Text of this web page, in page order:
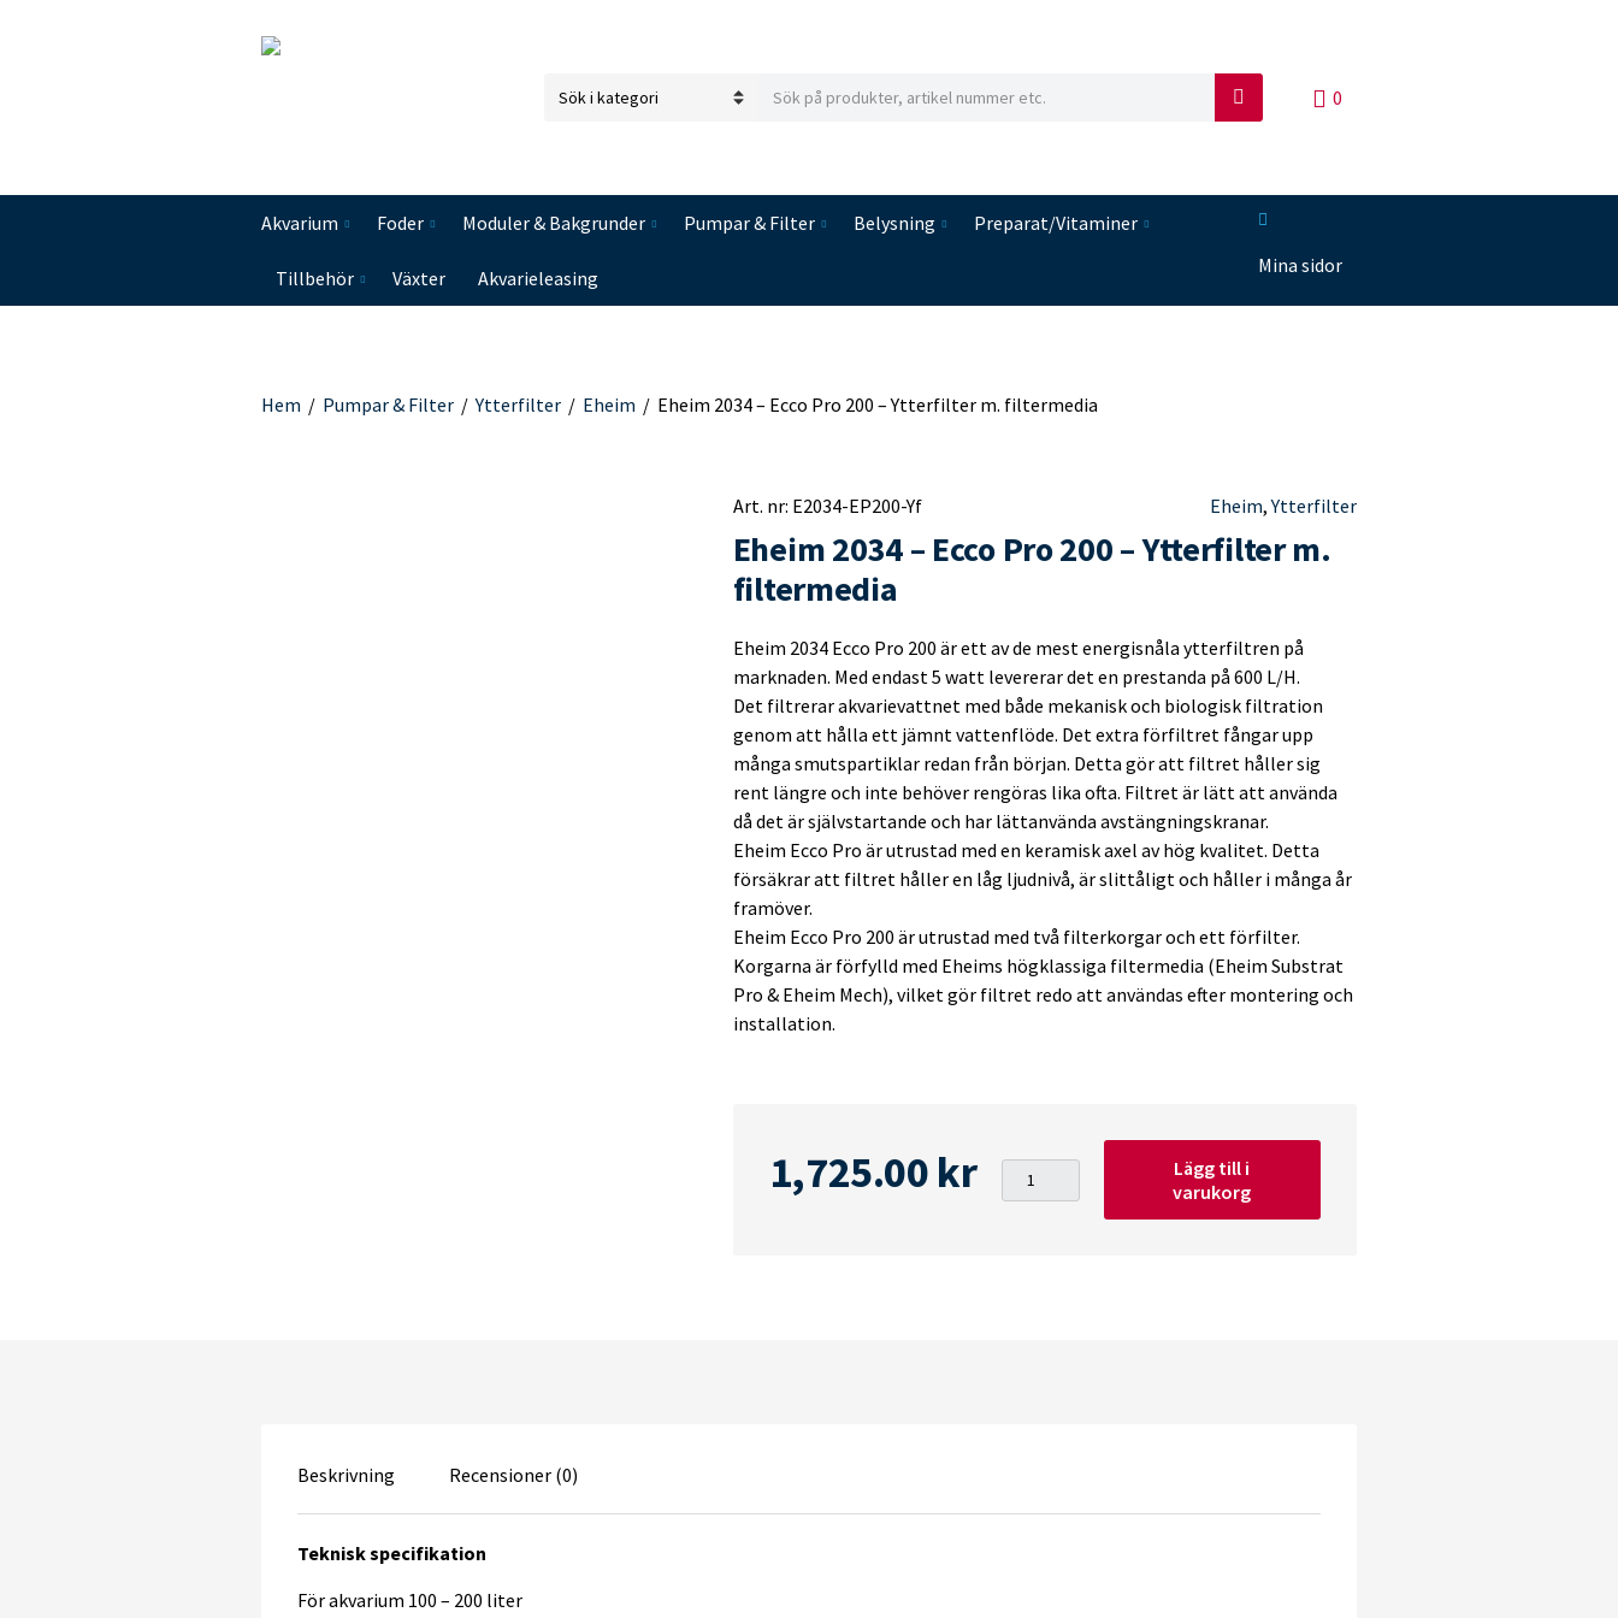
e
g
r
y
m
c
h
S
0
Akvarium Foder Moduler & Bakgrunder Pumpar & Filter Belysning Preparat/Vitaminer
Tillbehör Växter Akvarieleasing
Mina sidor
Hem / Pumpar & Filter / Ytterfilter / Eheim / Eheim 2034 – Ecco Pro 200 – Ytterfilter m. filtermedia
Art. nr: E2034-EP200-Yf Eheim,Ytterfilter
Eheim 2034 – Ecco Pro 200 – Ytterfilter m.
filtermedia
Eheim 2034 Ecco Pro 200 är ett av de mest energisnåla ytterfiltren på
marknaden. Med endast 5 watt levererar det en prestanda på 600 L/H.
Det filtrerar akvarievattnet med både mekanisk och biologisk filtration
genom att hålla ett jämnt vattenflöde. Det extra förfiltret fångar upp
många smutspartiklar redan från början. Detta gör att filtret håller sig
rent längre och inte behöver rengöras lika ofta. Filtret är lätt att använda
då det är självstartande och har lättanvända avstängningskranar.
Eheim Ecco Pro är utrustad med en keramisk axel av hög kvalitet. Detta
försäkrar att filtret håller en låg ljudnivå, är slittåligt och håller i många år
framöver.
Eheim Ecco Pro 200 är utrustad med två filterkorgar och ett förfilter.
Korgarna är förfylld med Eheims högklassiga filtermedia (Eheim Substrat
Pro & Eheim Mech), vilket gör filtret redo att användas efter montering och
installation.
1,725.00 kr
Eheim
Lägg till i
varukorg
Beskrivning Recensioner (0)
Teknisk specifikation
För akvarium 100 – 200 liter